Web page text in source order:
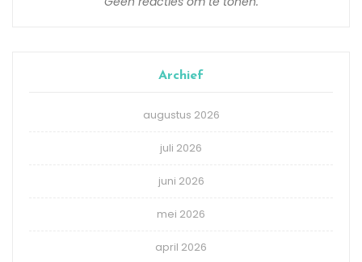
Archief
augustus 2026
juli 2026
juni 2026
mei 2026
april 2026